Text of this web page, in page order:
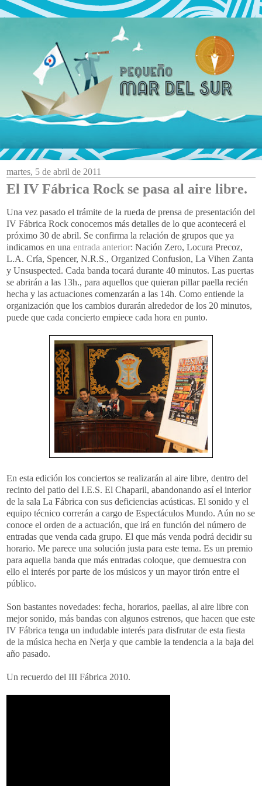
martes, 5 de abril de 2011
El IV Fábrica Rock se pasa al aire libre.
Una vez pasado el trámite de la rueda de prensa de presentación del
IV Fábrica Rock conocemos más detalles de lo que acontecerá el
próximo 30 de abril. Se confirma la relación de grupos que ya
indicamos en una entrada anterior: Nación Zero, Locura Precoz,
L.A. Cría, Spencer, N.R.S., Organized Confusion, La Vihen Zanta
y Unsuspected. Cada banda tocará durante 40 minutos. Las puertas
se abrirán a las 13h., para aquellos que quieran pillar paella recién
hecha y las actuaciones comenzarán a las 14h. Como entiende la
organización que los cambios durarán alrededor de los 20 minutos,
puede que cada concierto empiece cada hora en punto.
En esta edición los conciertos se realizarán al aire libre, dentro del
recinto del patio del I.E.S. El Chaparil, abandonando así el interior
de la sala La Fábrica con sus deficiencias acústicas. El sonido y el
equipo técnico correrán a cargo de Espectáculos Mundo. Aún no se
conoce el orden de a actuación, que irá en función del número de
entradas que venda cada grupo. El que más venda podrá decidir su
horario. Me parece una solución justa para este tema. Es un premio
para aquella banda que más entradas coloque, que demuestra con
ello el interés por parte de los músicos y un mayor tirón entre el
público.
Son bastantes novedades: fecha, horarios, paellas, al aire libre con
mejor sonido, más bandas con algunos estrenos, que hacen que este
IV Fábrica tenga un indudable interés para disfrutar de esta fiesta
de la música hecha en Nerja y que cambie la tendencia a la baja del
año pasado.
Un recuerdo del III Fábrica 2010.